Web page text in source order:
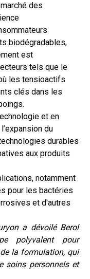
des
biodégradables,
est
tels que le
les tensioactifs
clés dans les
et en
du
durables
aux produits
notamment
pour les bactéries
et d'autres
a dévoilé Berol
polyvalent pour
la formulation, qui
soins personnels et